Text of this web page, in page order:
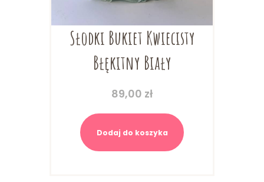
Słodki Bukiet Kwiecisty
Błękitny Biały
89,00 zł
Dodaj do koszyka